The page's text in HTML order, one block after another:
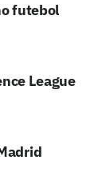
futebol
League